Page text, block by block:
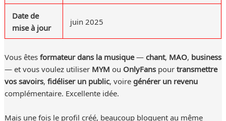
Date de
mise à jour
juin 2025
Vous êtesformateur dans la musique—chant, MAO, business
— et vous voulez utiliserMYMou OnlyFanspourtransmettre
vos savoirs,fidéliser un public, voiregénérer un revenu
complémentaire. Excellente idée.
Mais une fois le profil créé, beaucoup bloquent au même